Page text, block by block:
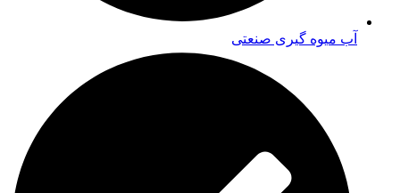
آب میوه گیری صنعتی